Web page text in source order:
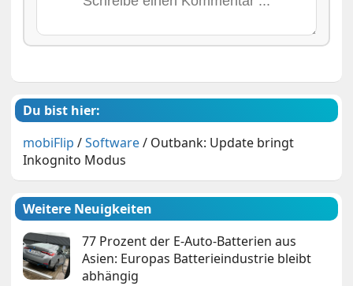
Du bist hier:
mobiFlip /Software/ Outbank: Update bringt
Inkognito Modus
Weitere Neuigkeiten
77 Prozent der E-Auto-Batterien aus
Asien: Europas Batterieindustrie bleibt
abhängig